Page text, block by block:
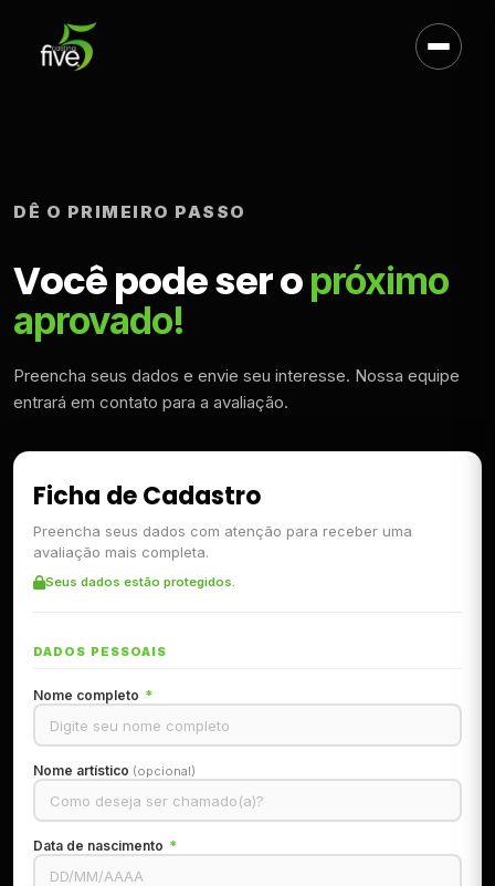
DÊ O PRIMEIRO PASSO
Você pode ser opróximo
aprovado!
Preencha seus dados e envie seu interesse. Nossa equipe
entrará em contato para a avaliação.
Ficha de Cadastro
Preencha seus dados com atenção para receber uma
avaliação mais completa.
Seus dados estão protegidos.
DADOS PESSOAIS
Nome completo *
Nome artístico (opcional)
Data de nascimento *